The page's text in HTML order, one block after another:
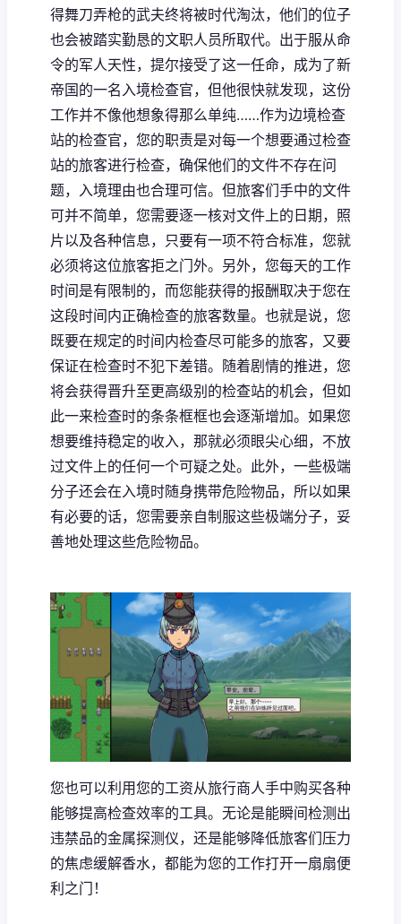
得舞刀弄枪的武夫终将被时代淘汰，他们的位子
也会被踏实勤恳的文职人员所取代。出于服从命
令的军人天性，提尔接受了这一任命，成为了新
帝国的一名入境检查官，但他很快就发现，这份
工作并不像他想象得那么单纯……作为边境检查
站的检查官，您的职责是对每一个想要通过检查
站的旅客进行检查，确保他们的文件不存在问
题，入境理由也合理可信。但旅客们手中的文件
可并不简单，您需要逐一核对文件上的日期，照
片以及各种信息，只要有一项不符合标准，您就
必须将这位旅客拒之门外。另外，您每天的工作
时间是有限制的，而您能获得的报酬取决于您在
这段时间内正确检查的旅客数量。也就是说，您
既要在规定的时间内检查尽可能多的旅客，又要
保证在检查时不犯下差错。随着剧情的推进，您
将会获得晋升至更高级别的检查站的机会，但如
此一来检查时的条条框框也会逐渐增加。如果您
想要维持稳定的收入，那就必须眼尖心细，不放
过文件上的任何一个可疑之处。此外，一些极端
分子还会在入境时随身携带危险物品，所以如果
有必要的话，您需要亲自制服这些极端分子，妥
善地处理这些危险物品。
您也可以利用您的工资从旅行商人手中购买各种
能够提高检查效率的工具。无论是能瞬间检测出
违禁品的金属探测仪，还是能够降低旅客们压力
的焦虑缓解香水，都能为您的工作打开一扇扇便
利之门！